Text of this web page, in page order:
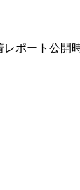
ポート公開